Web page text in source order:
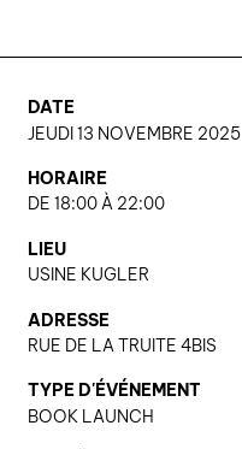
DATE
JEUDI 13 NOVEMBRE 2025
HORAIRE
DE 18:00 À 22:00
LIEU
USINE KUGLER
ADRESSE
RUE DE LA TRUITE 4BIS
TYPE D'ÉVÉNEMENT
BOOK LAUNCH